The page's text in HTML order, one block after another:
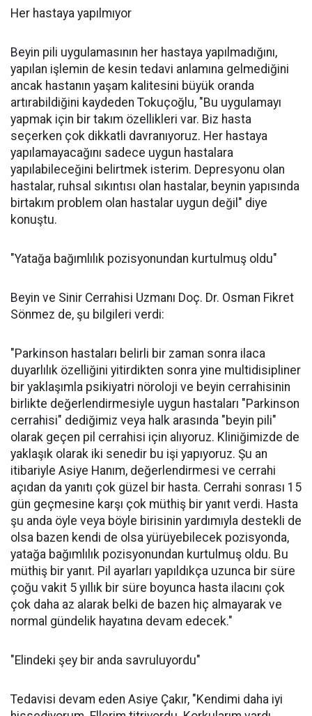
Her hastaya yapılmıyor
Beyin pili uygulamasının her hastaya yapılmadığını,
yapılan işlemin de kesin tedavi anlamına gelmediğini
ancak hastanın yaşam kalitesini büyük oranda
artırabildiğini kaydeden Tokuçoğlu, "Bu uygulamayı
yapmak için bir takım özellikleri var. Biz hasta
seçerken çok dikkatli davranıyoruz. Her hastaya
yapılamayacağını sadece uygun hastalara
yapılabileceğini belirtmek isterim. Depresyonu olan
hastalar, ruhsal sıkıntısı olan hastalar, beynin yapısında
birtakım problem olan hastalar uygun değil" diye
konuştu.
"Yatağa bağımlılık pozisyonundan kurtulmuş oldu"
Beyin ve Sinir Cerrahisi Uzmanı Doç. Dr. Osman Fikret
Sönmez de, şu bilgileri verdi:
"Parkinson hastaları belirli bir zaman sonra ilaca
duyarlılık özelliğini yitirdikten sonra yine multidisipliner
bir yaklaşımla psikiyatri nöroloji ve beyin cerrahisinin
birlikte değerlendirmesiyle uygun hastaları "Parkinson
cerrahisi" dediğimiz veya halk arasında "beyin pili"
olarak geçen pil cerrahisi için alıyoruz. Kliniğimizde de
yaklaşık olarak iki senedir bu işi yapıyoruz. Şu an
itibariyle Asiye Hanım, değerlendirmesi ve cerrahi
açıdan da yanıtı çok güzel bir hasta. Cerrahi sonrası 15
gün geçmesine karşı çok müthiş bir yanıt verdi. Hasta
şu anda öyle veya böyle birisinin yardımıyla destekli de
olsa bazen kendi de olsa yürüyebilecek pozisyonda,
yatağa bağımlılık pozisyonundan kurtulmuş oldu. Bu
müthiş bir yanıt. Pil ayarları yapıldıkça uzunca bir süre
çoğu vakit 5 yıllık bir süre boyunca hasta ilacını çok
çok daha az alarak belki de bazen hiç almayarak ve
normal gündelik hayatına devam edecek."
"Elindeki şey bir anda savruluyordu"
Tedavisi devam eden Asiye Çakır, "Kendimi daha iyi